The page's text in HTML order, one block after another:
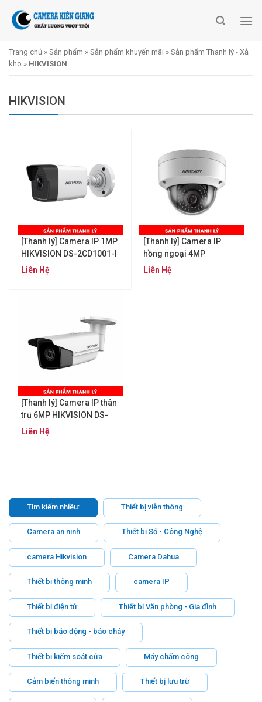
Trang chủ » Sản phẩm » Sản phẩm khuyến mãi » Sản phẩm Thanh lý - Xả
kho » HIKVISION
HIKVISION
[Thanh lý] Camera IP 1MP
HIKVISION DS-2CD1001-I
Liên Hệ
[Thanh lý] Camera IP
hồng ngoại 4MP
HIKVISION DS-
Liên Hệ
[Thanh lý] Camera IP thân
trụ 6MP HIKVISION DS-
2CD2T63G0-I8
Liên Hệ
Tìm kiếm nhiều: Thiết bị viễn thông
Camera an ninh Thiết bị Số - Công Nghệ
camera Hikvision Camera Dahua
Thiết bị thông minh camera IP
Thiết bị điện tử Thiết bị Văn phòng - Gia đình
Thiết bị báo động - báo cháy
Thiết bị kiểm soát cửa Máy chấm công
Cảm biến thông minh Thiết bị lưu trữ